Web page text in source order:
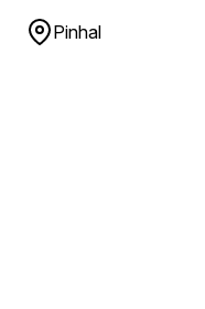
caminhada
Pinhal